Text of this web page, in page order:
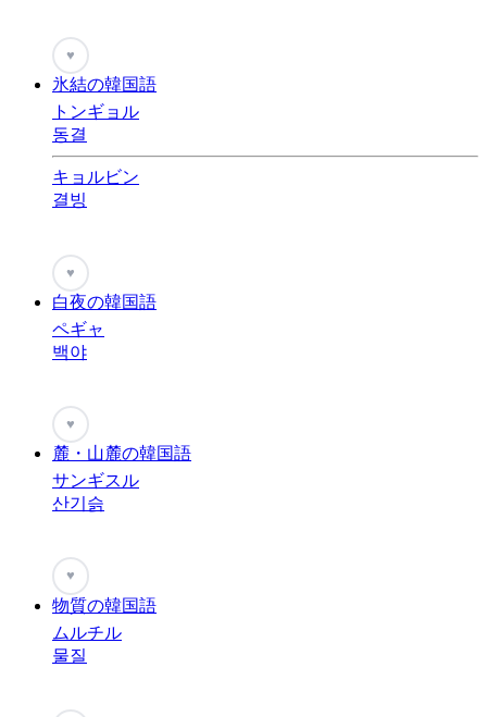
♥
氷結の韓国語
トンギョル
동결
キョルビン
결빙
♥
白夜の韓国語
ペギャ
백야
♥
麓・山麓の韓国語
サンギスル
산기슭
♥
物質の韓国語
ムルチル
물질